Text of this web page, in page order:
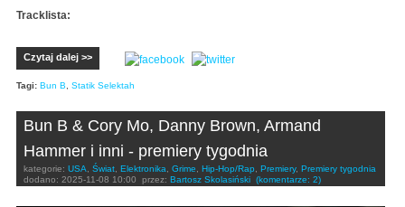
Tracklista:
Czytaj dalej >>
Tagi: Bun B, Statik Selektah
Bun B & Cory Mo, Danny Brown, Armand
Hammer i inni - premiery tygodnia
kategorie: USA, Świat, Elektronika, Grime, Hip-Hop/Rap, Premiery, Premiery tygodnia
dodano: 2025-11-08 10:00 przez: Bartosz Skolasiński (komentarze: 2)